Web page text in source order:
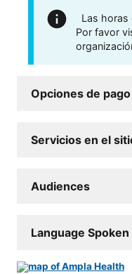
Las horas
Por favor
Opciones de pago
Servicios en el
Audiences
Language Spoken